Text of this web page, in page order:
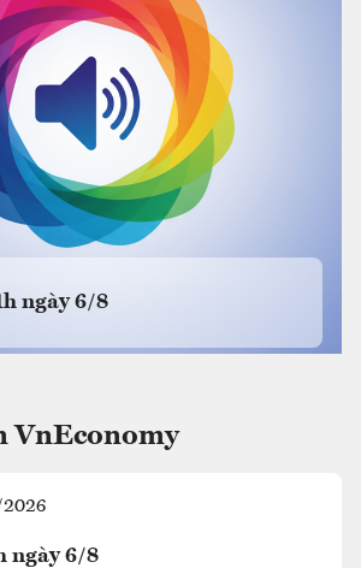
ngày 6/8
VnEconomy
ngày 6/8